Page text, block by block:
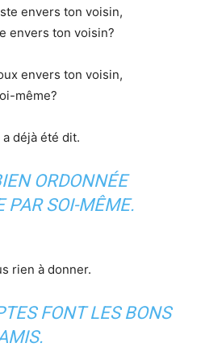
envers ton voisin,
envers ton voisin?
envers ton voisin,
même?
déjà été dit.
ORDONNÉE
PAR SOI-MÊME.
rien à donner.
FONT LES BONS